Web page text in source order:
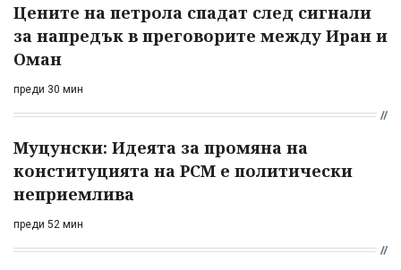
Цените на петрола спадат след сигнали
за напредък в преговорите между Иран и
Оман
преди 30 мин
Муцунски: Идеята за промяна на
конституцията на РСМ е политически
неприемлива
преди 52 мин